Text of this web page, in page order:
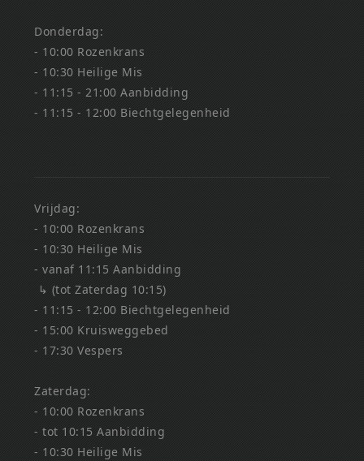
Donderdag:
- 10:00 Rozenkrans
- 10:30 Heilige Mis
- 11:15 - 21:00 Aanbidding
- 11:15 - 12:00 Biechtgelegenheid
Vrijdag:
- 10:00 Rozenkrans
- 10:30 Heilige Mis
- vanaf 11:15 Aanbidding
↳ (tot Zaterdag 10:15)
- 11:15 - 12:00 Biechtgelegenheid
- 15:00 Kruisweggebed
- 17:30 Vespers
Zaterdag:
- 10:00 Rozenkrans
- tot 10:15 Aanbidding
- 10:30 Heilige Mis